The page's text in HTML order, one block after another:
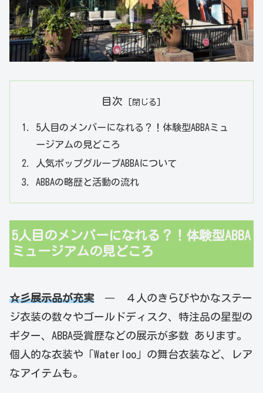
目次
5人目のメンバーになれる？！体験型ABBAミュ
ージアムの見どころ
人気ポップグループABBAについて
ABBAの略歴と活動の流れ
5人目のメンバーになれる？！体験型ABBA
ミュージアムの見どころ
☆彡展示品が充実 ― ４人のきらびやかなステー
ジ衣装の数々やゴールドディスク、特注品の星型の
ギター、ABBA受賞歴などの展示が多数 あります。
個人的な衣装や「Waterloo」の舞台衣装など、レア
なアイテムも。